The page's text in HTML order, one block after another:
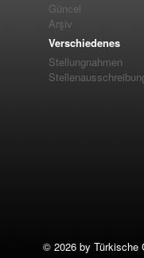
Güncel
Arşiv
Verschiedenes
Stellungnahmen
© 2026 by Türkische